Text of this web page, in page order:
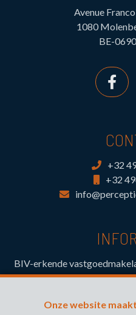
Onze website
Avenue
1080
BE-
+32
+32
BIV-erkende
Toezichthoudende
(+32 2 505 38 50 -